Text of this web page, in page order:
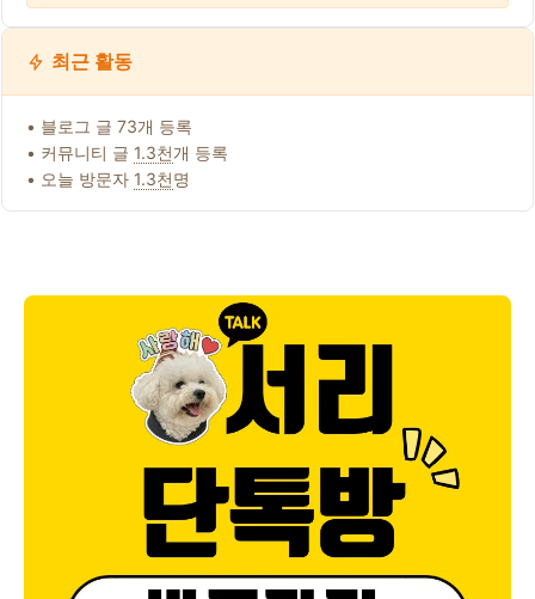
최근 활동
• 블로그 글 73개 등록
• 커뮤니티 글 1.3천개 등록
• 오늘 방문자 1.3천명